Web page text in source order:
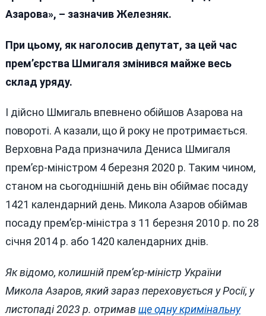
Азарова», – зазначив Железняк.
При цьому, як наголосив депутат, за цей час
прем’єрства Шмигаля змінився майже весь
склад уряду.
І дійсно Шмигаль впевнено обійшов Азарова на
повороті. А казали, що й року не протримається.
Верховна Рада призначила Дениса Шмигаля
прем’єр-міністром 4 березня 2020 р. Таким чином,
станом на сьогоднішній день він обіймає посаду
1421 календарний день. Микола Азаров обіймав
посаду прем’єр-міністра з 11 березня 2010 р. по 28
січня 2014 р. або 1420 календарних днів.
Як відомо, колишній прем’єр-міністр України
Микола Азаров, який зараз переховується у Росії, у
листопаді 2023 р. отримав ще одну кримінальну